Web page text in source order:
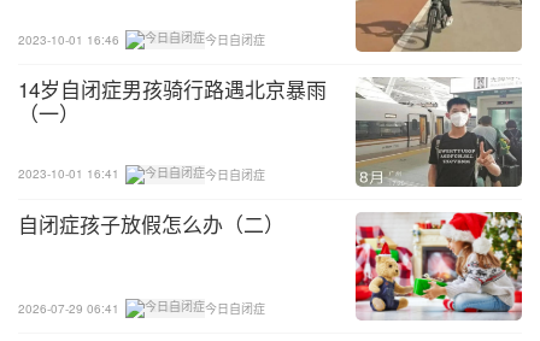
2023-10-01 16:46 今日自闭症
14岁自闭症男孩骑行路遇北京暴雨
（一）
2023-10-01 16:41 今日自闭症
自闭症孩子放假怎么办（二）
2026-07-29 06:41 今日自闭症